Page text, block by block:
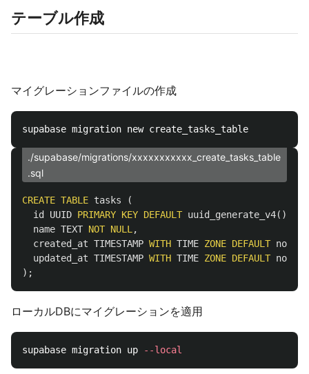
テーブル作成
マイグレーションファイルの作成
./supabase/migrations/xxxxxxxxxxx_create_tasks_table
.sql
CREATE TABLE tasks
(
id
UUID PRIMARY KEY DEFAULT uuid_generate_v4(),
name TEXT NOT NULL ,
created_at TIMESTAMP WITH TIME ZONE DEFAULT now
updated_at TIMESTAMP WITH TIME ZONE DEFAULT now
);
ローカルDBにマイグレーションを適用
supabase migration up --local